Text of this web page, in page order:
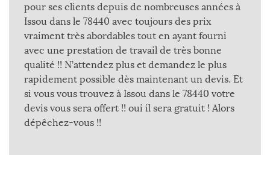
pour ses clients depuis de nombreuses années à
Issou dans le 78440 avec toujours des prix
vraiment très abordables tout en ayant fourni
avec une prestation de travail de très bonne
qualité !! N’attendez plus et demandez le plus
rapidement possible dès maintenant un devis. Et
si vous vous trouvez à Issou dans le 78440 votre
devis vous sera offert !! oui il sera gratuit ! Alors
dépêchez-vous !!